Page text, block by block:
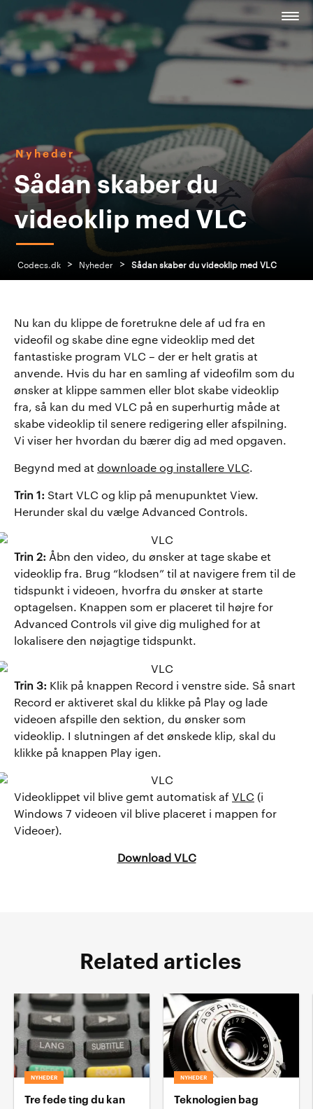
Nyheder
Sådan skaber du
videoklip med VLC
Codecs.dk > Nyheder > Sådan skaber du videoklip med VLC
Nu kan du klippe de foretrukne dele af ud fra en
videofil og skabe dine egne videoklip med det
fantastiske program VLC – der er helt gratis at
anvende. Hvis du har en samling af videofilm som du
ønsker at klippe sammen eller blot skabe videoklip
fra, så kan du med VLC på en superhurtig måde at
skabe videoklip til senere redigering eller afspilning.
Vi viser her hvordan du bærer dig ad med opgaven.
Begynd med at downloade og installere VLC.
Trin 1: Start VLC og klip på menupunktet View.
Herunder skal du vælge Advanced Controls.
Trin 2: Åbn den video, du ønsker at tage skabe et
videoklip fra. Brug “klodsen” til at navigere frem til de
tidspunkt i videoen, hvorfra du ønsker at starte
optagelsen. Knappen som er placeret til højre for
Advanced Controls vil give dig mulighed for at
lokalisere den nøjagtige tidspunkt.
Trin 3: Klik på knappen Record i venstre side. Så snart
Record er aktiveret skal du klikke på Play og lade
videoen afspille den sektion, du ønsker som
videoklip. I slutningen af ​​det ønskede klip, skal du
klikke på knappen Play igen.
Videoklippet vil blive gemt automatisk af VLC (i
Windows 7 videoen vil blive placeret i mappen for
Videoer).
Download VLC
Related articles
NYHEDER
Tre fede ting du kan
NYHEDER
Teknologien bag